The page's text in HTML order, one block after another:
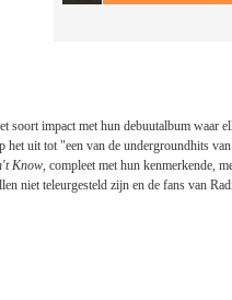
impact met hun debuutalbum waar
het uit tot "een van de undergroundhits
Know, compleet met hun kenmerkende,
niet teleurgesteld zijn en de fans van